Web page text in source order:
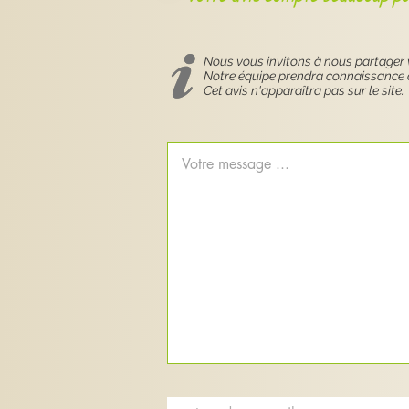
- urgences médicales et
- tumeurs malignes : la pose d’une
les douleurs liées à la tumeur ou au
L’acupuncture avec des aiguilles
Nous vous invitons à nous partager
Notre équipe prendra
Cet avis n'apparaîtra pas sur le site.